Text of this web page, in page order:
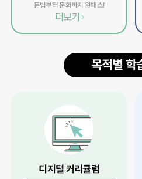
문법부터 문화까지 원패스!
더보기
목적별 학
디지털 커리큘럼